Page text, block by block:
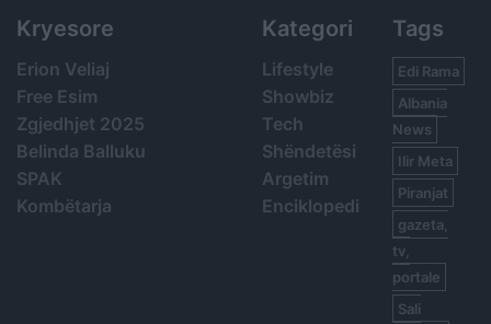
Kryesore
Erion Veliaj
Free Esim
Zgjedhjet 2025
Belinda Balluku
SPAK
Kombëtarja
Kategori
Lifestyle
Showbiz
Tech
Shëndetësi
Argetim
Enciklopedi
Tags
Edi Rama
Albania
News
Ilir Meta
Piranjat
gazeta,
tv,
portale
Sali